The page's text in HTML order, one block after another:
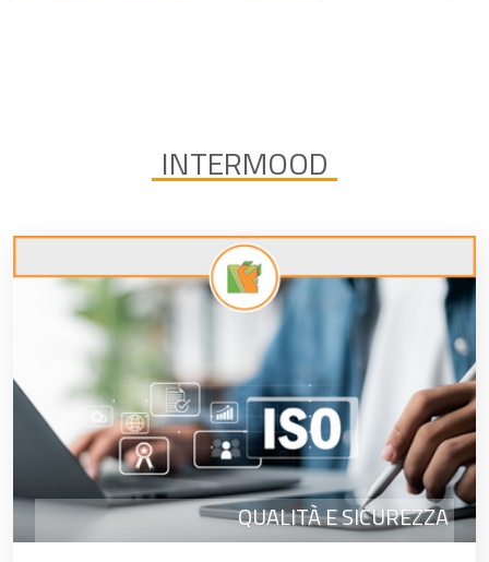
INTERMOOD
QUALITÀ E SICUREZZA